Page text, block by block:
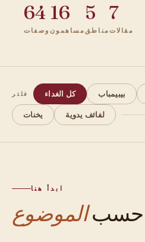
64
وصفات
16
مساهمون
5
مناطق
7
مقالات
فلتر كل الغداء بيبيمباب
يخنات لفائف يدوية
ابدأ هنا
حسب